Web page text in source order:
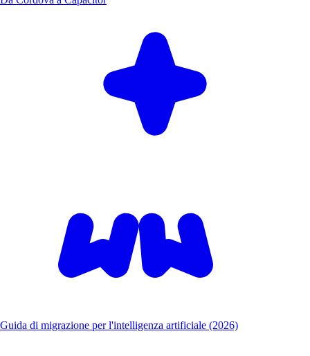
Guida di migrazione per l'intelligenza artificiale (2026)